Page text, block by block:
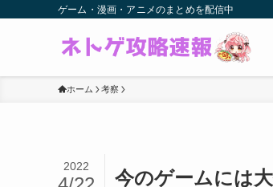
ゲーム・漫画・アニメのまとめを配信中
ホーム 考察
今のゲームには
2022